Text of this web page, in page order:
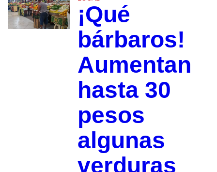
¡Qué
bárbaros!
Aumentan
hasta 30
pesos
algunas
verduras